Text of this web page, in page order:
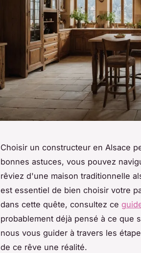
Choisir un constructeur en Alsace
bonnes astuces, vous pouvez
rêviez d'une maison traditionnelle
est essentiel de bien choisir votre
dans cette quête, consultez ce
probablement déjà pensé à ce que
nous vous guider à travers les
de ce rêve une réalité.